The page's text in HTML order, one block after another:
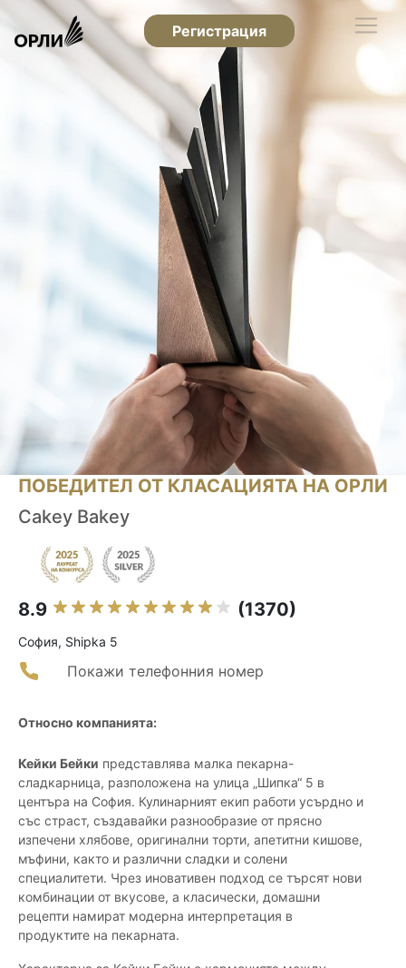
Регистрация
ПОБЕДИТЕЛ ОТ КЛАСАЦИЯТА НА ОРЛИ
Cakey Bakey
8.9 (1370)
София, Shipka 5
Покажи телефонния номер
Относно компанията:
Кейки Бейки представлява малка пекарна-
сладкарница, разположена на улица „Шипка“ 5 в
центъра на София. Кулинарният екип работи усърдно и
със страст, създавайки разнообразие от прясно
изпечени хлябове, оригинални торти, апетитни кишове,
мъфини, както и различни сладки и солени
специалитети. Чрез иновативен подход се търсят нови
комбинации от вкусове, а класически, домашни
рецепти намират модерна интерпретация в
продуктите на пекарната.